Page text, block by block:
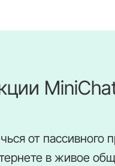
от пассивного
в живое